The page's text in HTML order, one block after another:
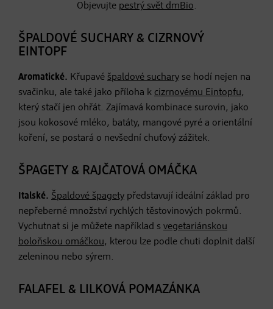
Objevujte pestrý svět dmBio.
ŠPALDOVÉ SUCHARY & CIZRNOVÝ
EINTOPF
Aromatické. Křupavé špaldové suchary se hodí nejen na
svačinku, ale také jako příloha k cizrnovému Eintopfu,
který stačí jen ohřát. Zajímavá kombinace surovin, jako
jsou kokosové mléko, batáty, mangové pyré a orientální
koření, se postará o nevšední chuťový zážitek.
ŠPAGETY & RAJČATOVÁ OMÁČKA
Italské. Špaldové špagety představují ideální základ pro
nepřeberné množství rychlých těstovinových pokrmů.
Vychutnat si je můžete například s vegetariánskou
boloňskou omáčkou, kterou lze podle chuti doplnit další
zeleninou nebo sýrem.
FALAFEL & LILKOVÁ POMAZÁNKA